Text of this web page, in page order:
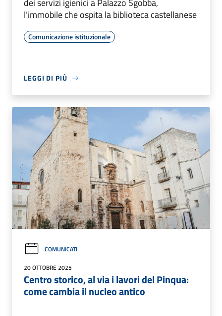
dei servizi igienici a Palazzo Sgobba,
l’immobile che ospita la biblioteca castellanese
Comunicazione istituzionale
LEGGI DI PIÙ
COMUNICATI
20 OTTOBRE 2025
Centro storico, al via i lavori del Pinqua:
come cambia il nucleo antico